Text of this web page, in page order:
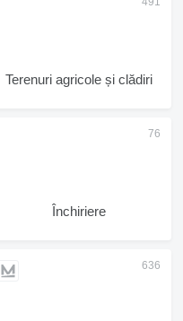
Terenuri agricole și clădiri
Închiriere